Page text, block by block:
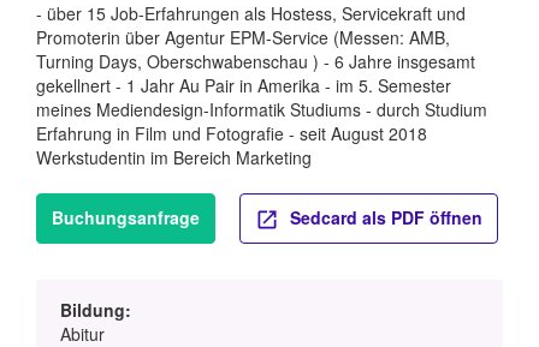
- über 15 Job-Erfahrungen als Hostess, Servicekraft und
Promoterin über Agentur EPM-Service (Messen: AMB,
Turning Days, Oberschwabenschau ) - 6 Jahre insgesamt
gekellnert - 1 Jahr Au Pair in Amerika - im 5. Semester
meines Mediendesign-Informatik Studiums - durch Studium
Erfahrung in Film und Fotografie - seit August 2018
Werkstudentin im Bereich Marketing
Buchungsanfrage Sedcard als PDF öffnen
Bildung:
Abitur